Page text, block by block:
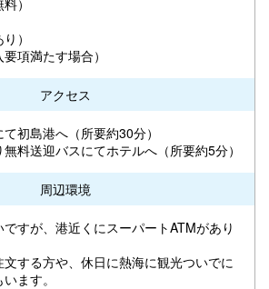
）
項満たす場合）
アクセス
初島港へ（所要約30分）
料送迎バスにてホテルへ（所要約5分）
周辺環境
すが、港近くにスーパートATMがあり
する方や、休日に熱海に観光ついでに
ます。